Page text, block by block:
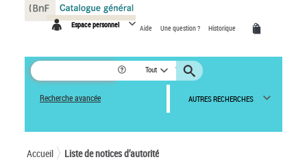
Espace personnel Aide Une question ? Historique
Tout
Recherche avancée AUTRES RECHERCHES
Accueil Liste de notices d’autorité
Panneau de gestion des cookies